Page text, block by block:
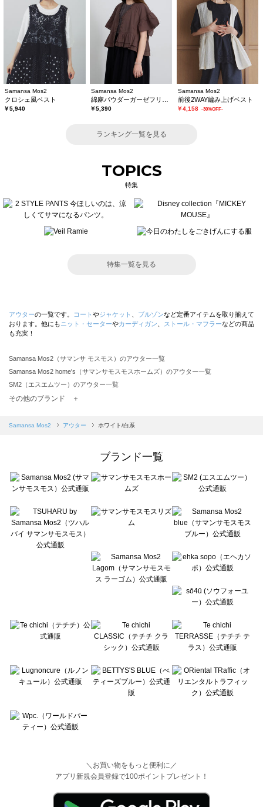
Samansa Mos2
クロシェ風ベスト
￥5,940
Samansa Mos2
￥5,390
Samansa Mos2
前後2WAY編み上げベスト
￥4,158 -30%OFF-
ランキング一覧を見る
TOPICS
特集
特集一覧を見る
アウターの一覧です。 コート やジャケット ブルゾンなど定番アイテムを取り揃えて
おります。他にも ニット・セーターやカーディガン ストール・マフラーなどの商品
も充実！
Samansa Mos2（サマンサ モスモス）のアウター一覧
Samansa Mos2 home's（サマンサモスモスホームズ）のアウター一覧
SM2（エスエムツー）のアウター一覧
TSUHARU by Samansa Mos2（ツハルバイサマンサモスモス）のアウター一覧
Samansa Mos2 blue（サマンサモスモス ブルー）のアウター一覧
sō4ū（ソウフォーユー）のアウター一覧
Te chichi（テチチ）のアウター一覧
Te chichi CLASSIC（テチチ クラシック）のアウター一覧
Lugnoncure（ルノンキュール）のアウター一覧
BETTY'S BLUE（べティーズブルー）のアウター一覧
Wpc.（ワールドパーティー）のアウター一覧
その他のブランド ＋
Samansa Mos2 アウター ホワイト/白系
ブランド一覧
＼お買い物をもっと便利に／
アプリ新規会員登録で100ポイントプレゼント！